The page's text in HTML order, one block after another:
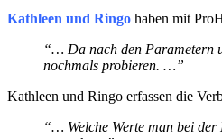
Kathleen und Ringo haben mit
“… Da nach den Parametern
nochmals probieren. …”
Kathleen und Ringo erfassen die
“… Welche Werte man bei